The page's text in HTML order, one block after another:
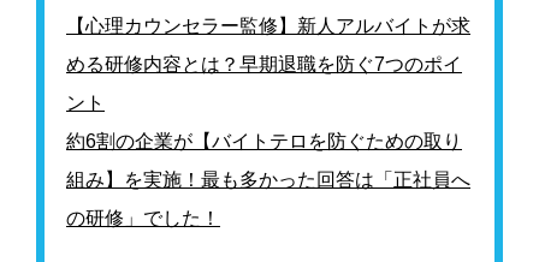
【心理カウンセラー監修】新人アルバイトが求
める研修内容とは？早期退職を防ぐ7つのポイ
ント
約6割の企業が【バイトテロを防ぐための取り
組み】を実施！最も多かった回答は「正社員へ
の研修」でした！